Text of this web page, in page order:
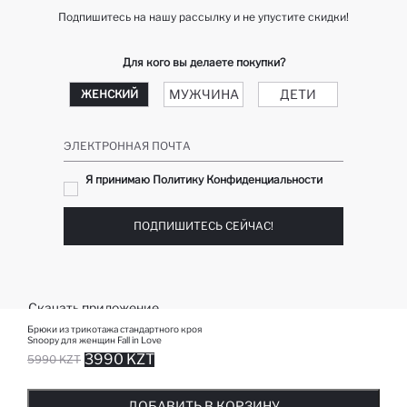
Брюки из трикотажа стандартного кроя
Snoopy для женщин Fall in Love
5990 KZT 3990 KZT
Подпишитесь на нашу рассылку и не упустите скидки!
Для кого вы делаете покупки?
ЖЕНСКИЙ МУЖЧИНА ДЕТИ
ЭЛЕКТРОННАЯ ПОЧТА
Я принимаю Политику Конфиденциальности
ПОДПИШИТЕСЬ СЕЙЧАС!
Скачать приложение